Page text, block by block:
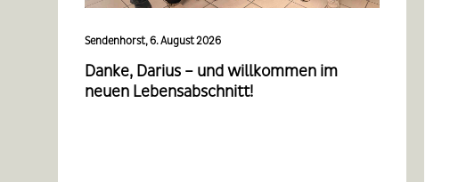
Sendenhorst, 6. August 2026
Danke, Darius – und willkommen im
neuen Lebensabschnitt!